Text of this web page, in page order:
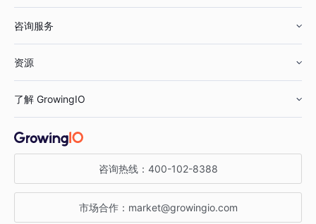
鞋服行业
汽车行业
金融行业
智能运营
获客分析
咨询服务
资源
增长公开课
增长博客
了解 GrowingIO
关于 GrowingIO
增长大会
咨询热线： 400-102-8388
市场合作： market@growingio.com